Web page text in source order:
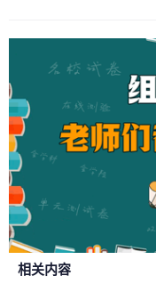
相关内容